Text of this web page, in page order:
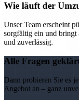
Wie läuft der
Unser Team erscheint
sorgfältig ein und bringt
und zuverlässig.
Alle Fragen
Dann probieren Sie es
Angebot an – ganz